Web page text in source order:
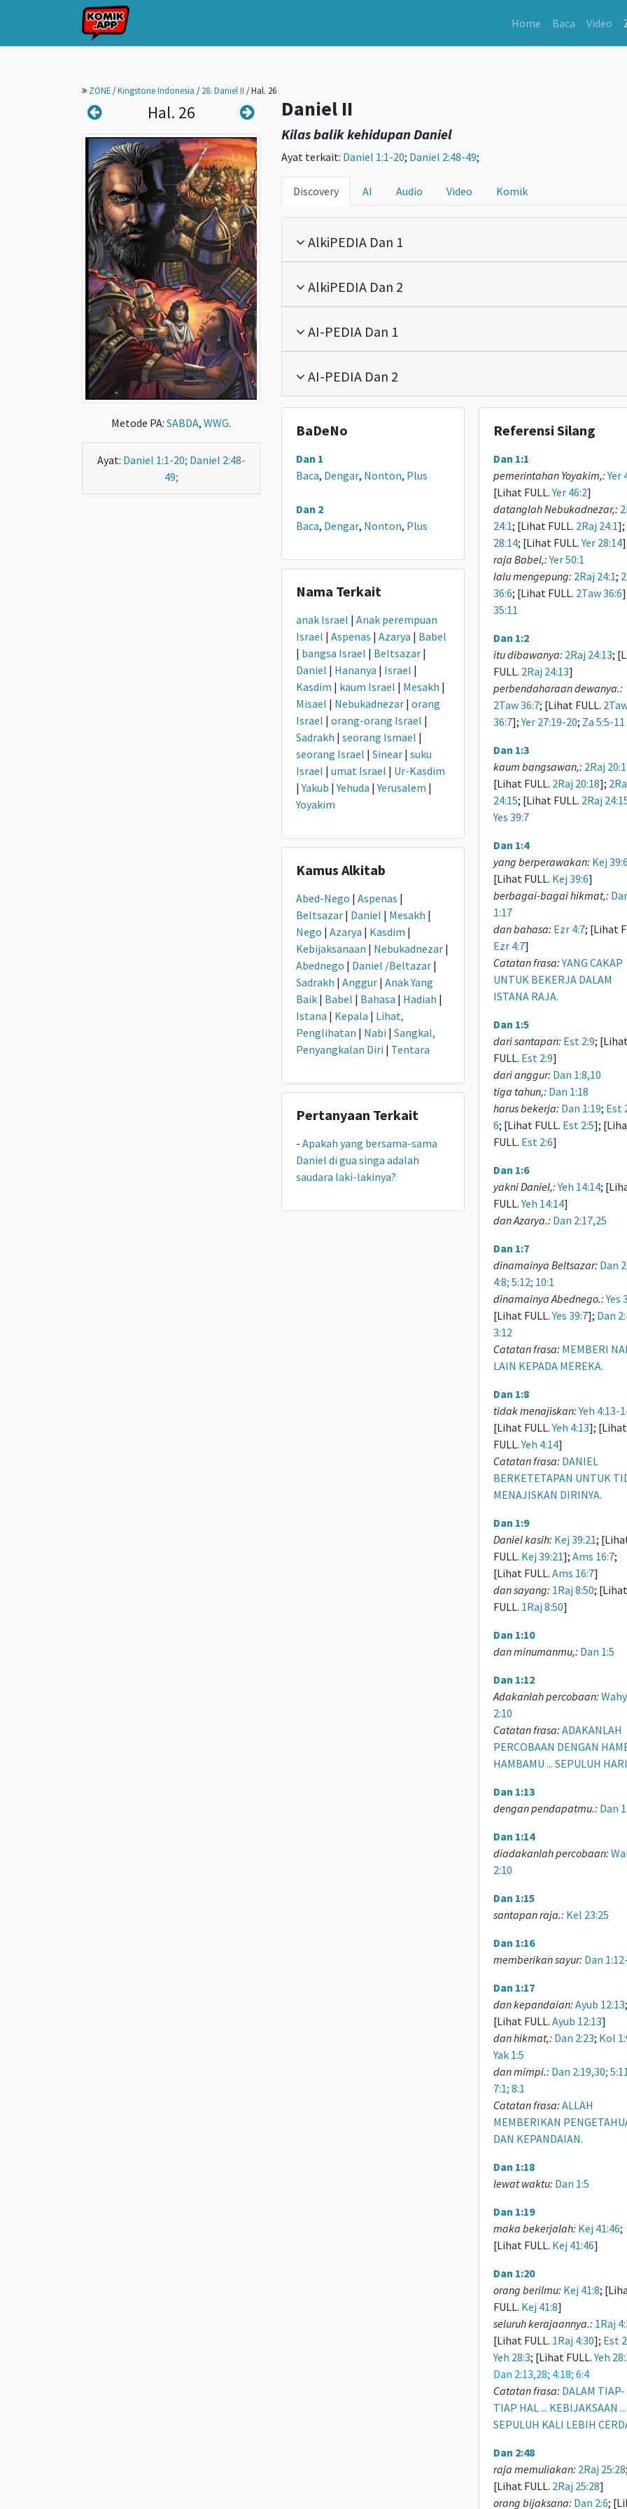
Home Baca Video
ZONE /Kingstone Indonesia /28. Daniel II /Hal. 26
Hal. 26
Metode PA: SABDA, WWG.
Ayat: Daniel 1:1-20; Daniel 2:48-
49;
Daniel II
Kilas balik kehidupan Daniel
Ayat terkait: Daniel 1:1-20; Daniel 2:48-49;
Discovery AI Audio Video Komik
AlkiPEDIA Dan 1
AlkiPEDIA Dan 2
AI-PEDIA Dan 1
AI-PEDIA Dan 2
BaDeNo
Dan 1
Baca, Dengar, Nonton, Plus
Dan 2
Baca, Dengar, Nonton, Plus
Nama Terkait
anak Israel | Anak perempuan
Israel | Aspenas | Azarya | Babel
| bangsa Israel | Beltsazar |
Daniel | Hananya | Israel |
Kasdim | kaum Israel | Mesakh |
Misael | Nebukadnezar | orang
Israel | orang-orang Israel |
Sadrakh | seorang Ismael |
seorang Israel | Sinear | suku
Israel | umat Israel | Ur-Kasdim
|Yakub |Yehuda |Yerusalem |
Yoyakim
Kamus Alkitab
Abed-Nego | Aspenas |
Beltsazar | Daniel | Mesakh |
Nego | Azarya | Kasdim |
Kebijaksanaan | Nebukadnezar |
Abednego | Daniel /Beltazar |
Sadrakh | Anggur | Anak Yang
Baik | Babel | Bahasa | Hadiah |
Istana | Kepala | Lihat,
Penglihatan | Nabi | Sangkal,
Penyangkalan Diri | Tentara
Pertanyaan Terkait
- Apakah yang bersama-sama
Daniel di gua singa adalah
saudara laki-lakinya?
Referensi Silang
Dan 1:1
pemerintahan Yoyakim,:Yer
[Lihat FULL.Yer 46:2]
datanglah Nebukadnezar,:
24:1; [Lihat FULL. 2Raj 24:1];
28:14; [Lihat FULL.Yer 28:14]
raja Babel,:Yer 50:1
lalu mengepung: 2Raj 24:1;
36:6; [Lihat FULL. 2Taw 36:6
35:11
Dan 1:2
itu dibawanya: 2Raj 24:13;
FULL. 2Raj 24:13]
perbendaharaan dewanya.:
2Taw 36:7; [Lihat FULL.
36:7];Yer 27:19-20; Za 5:5-11
Dan 1:3
kaum bangsawan,: 2Raj
[Lihat FULL. 2Raj 20:18];
24:15; [Lihat FULL. 2Raj
Yes 39:7
Dan 1:4
yang berperawakan: Kej 39:6
[Lihat FULL. Kej 39:6]
berbagai-bagai hikmat,:
1:17
dan bahasa: Ezr 4:7; [Lihat
Ezr 4:7]
Catatan frasa:YANG CAKAP
UNTUK BEKERJA DALAM
ISTANA RAJA.
Dan 1:5
dari santapan: Est 2:9;
FULL. Est 2:9]
dari anggur: Dan 1:8,10
tiga tahun,: Dan 1:18
harus bekerja: Dan 1:19; Est
6; [Lihat FULL. Est 2:5];
FULL. Est 2:6]
Dan 1:6
yakni Daniel,:Yeh 14:14;
FULL.Yeh 14:14]
dan Azarya.: Dan 2:17,25
Dan 1:7
dinamainya Beltsazar: Dan
4:8; 5:12; 10:1
dinamainya Abednego.:Yes
[Lihat FULL.Yes 39:7]; Dan
3:12
Catatan frasa: MEMBERI
LAIN KEPADA MEREKA.
Dan 1:8
tidak menajiskan:Yeh 4:13-
[Lihat FULL.Yeh 4:13]; [Lihat
FULL.Yeh 4:14]
Catatan frasa: DANIEL
BERKETETAPAN UNTUK
MENAJISKAN DIRINYA.
Dan 1:9
Daniel kasih: Kej 39:21;
FULL. Kej 39:21]; Ams 16:7;
[Lihat FULL. Ams 16:7]
dan sayang: 1Raj 8:50; [Lihat
FULL. 1Raj 8:50]
Dan 1:10
dan minumanmu,: Dan 1:5
Dan 1:12
Adakanlah percobaan: Wahy
2:10
Catatan frasa: ADAKANLAH
PERCOBAAN DENGAN
HAMBAMU ... SEPULUH
Dan 1:13
dengan pendapatmu.: Dan
Dan 1:14
diadakanlah percobaan:
2:10
Dan 1:15
santapan raja.: Kel 23:25
Dan 1:16
memberikan sayur: Dan
Dan 1:17
dan kepandaian: Ayub 12:13;
[Lihat FULL. Ayub 12:13]
dan hikmat,: Dan 2:23; Kol
Yak 1:5
dan mimpi.: Dan 2:19,30;
7:1; 8:1
Catatan frasa: ALLAH
MEMBERIKAN
DAN KEPANDAIAN.
Dan 1:18
lewat waktu: Dan 1:5
Dan 1:19
maka bekerjalah: Kej 41:46;
[Lihat FULL. Kej 41:46]
Dan 1:20
orang berilmu: Kej 41:8;
FULL. Kej 41:8]
seluruh kerajaannya.: 1Raj
[Lihat FULL. 1Raj 4:30]; Est
Yeh 28:3; [Lihat FULL.Yeh
Dan 2:13,28; 4:18; 6:4
Catatan frasa: DALAM TIAP-
TIAP HAL ... KEBIJAKSAAN ...
SEPULUH KALI LEBIH
Dan 2:48
raja memuliakan: 2Raj 25:28;
[Lihat FULL. 2Raj 25:28]
orang bijaksana: Dan 2:6;